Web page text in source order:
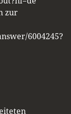
zur
6004245?